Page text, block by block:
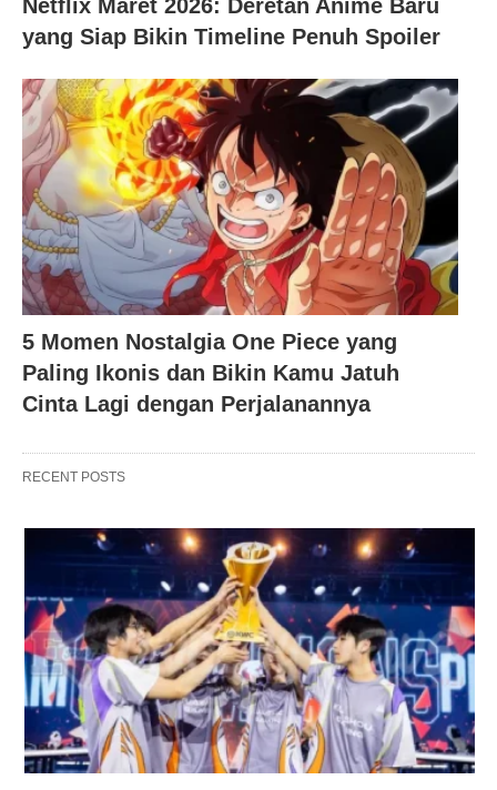
Netflix Maret 2026: Deretan Anime Baru
yang Siap Bikin Timeline Penuh Spoiler
5 Momen Nostalgia One Piece yang
Paling Ikonis dan Bikin Kamu Jatuh
Cinta Lagi dengan Perjalanannya
RECENT POSTS